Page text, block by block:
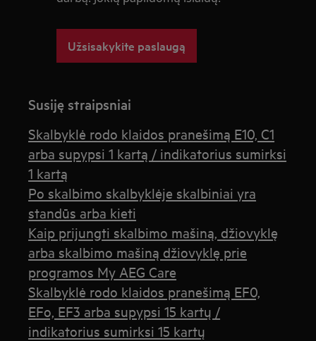
Užsisakykite paslaugą
Susiję straipsniai
Skalbyklė rodo klaidos pranešimą E10, C1
arba supypsi 1 kartą / indikatorius sumirksi
1 kartą
Po skalbimo skalbyklėje skalbiniai yra
standūs arba kieti
Kaip prijungti skalbimo mašiną, džiovyklę
arba skalbimo mašiną džiovyklę prie
programos My AEG Care
Skalbyklė rodo klaidos pranešimą EF0,
EFo, EF3 arba supypsi 15 kartų /
indikatorius sumirksi 15 kartų